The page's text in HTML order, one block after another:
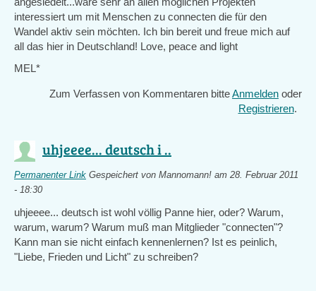
interessiert um mit Menschen zu connecten die für den
Wandel aktiv sein möchten. Ich bin bereit und freue mich auf
all das hier in Deutschland! Love, peace and light
MEL*
Zum Verfassen von Kommentaren bitteAnmelden oder
Registrieren.
uhjeeee... deutsch i ..
Permanenter Link Gespeichert von Mannomann! am 28. Februar 2011
- 18:30
uhjeeee... deutsch ist wohl völlig Panne hier, oder? Warum,
warum, warum? Warum muß man Mitglieder "connecten"?
Kann man sie nicht einfach kennenlernen? Ist es peinlich,
"Liebe, Frieden und Licht" zu schreiben?